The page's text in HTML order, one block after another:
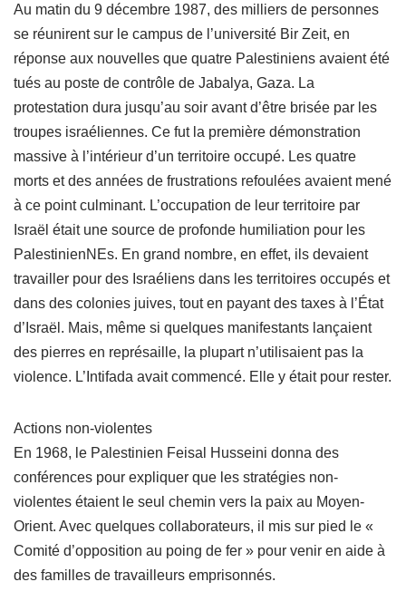
Au matin du 9 décembre 1987, des milliers de personnes
se réunirent sur le campus de l’université Bir Zeit, en
réponse aux nouvelles que quatre Palestiniens avaient été
tués au poste de contrôle de Jabalya, Gaza. La
protestation dura jusqu’au soir avant d’être brisée par les
troupes israéliennes. Ce fut la première démonstration
massive à l’intérieur d’un territoire occupé. Les quatre
morts et des années de frustrations refoulées avaient mené
à ce point culminant. L’occupation de leur territoire par
Israël était une source de profonde humiliation pour les
PalestinienNEs. En grand nombre, en effet, ils devaient
travailler pour des Israéliens dans les territoires occupés et
dans des colonies juives, tout en payant des taxes à l’État
d’Israël. Mais, même si quelques manifestants lançaient
des pierres en représaille, la plupart n’utilisaient pas la
violence. L’Intifada avait commencé. Elle y était pour rester.
Actions non-violentes
En 1968, le Palestinien Feisal Husseini donna des
conférences pour expliquer que les stratégies non-
violentes étaient le seul chemin vers la paix au Moyen-
Orient. Avec quelques collaborateurs, il mis sur pied le «
Comité d’opposition au poing de fer » pour venir en aide à
des familles de travailleurs emprisonnés.